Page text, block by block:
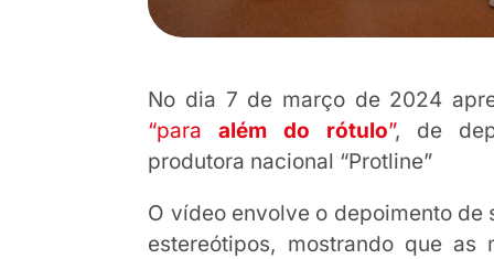
No dia 7 de março de 2024
“para além do rótulo”, de
produtora nacional “Protline”
O vídeo envolve o depoimento
estereótipos, mostrando que as